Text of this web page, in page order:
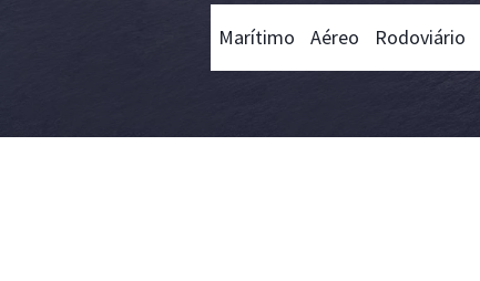
Marítimo Aéreo Rodoviário